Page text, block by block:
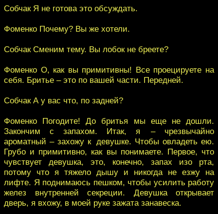
Собчак Я не готова это обсуждать.
Фоменко Почему? Вы же хотели.
Собчак Сменим тему. Вы лобок не бреете?
Фоменко О, как вы примитивны! Все проецируете на
себя. Бритье – это по вашей части. Передней.
Собчак А у вас что, по задней?
Фоменко Погодите! До бритья мы еще не дошли.
Закончим с запахом. Итак, я – чрезвычайно
ароматный – захожу к девушке. Чтобы овладеть ею.
Грубо и примитивно, как вы понимаете. Первое, что
чувствует девушка, это, конечно, запах изо рта,
потому что я тяжело дышу и никогда не езжу на
лифте. Я поднимаюсь пешком, чтобы усилить работу
желез внутренней секреции. Девушка открывает
дверь, я вхожу, в моей руке зажата занавеска.